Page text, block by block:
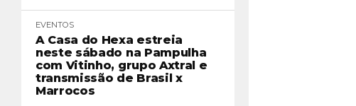
EVENTOS
A Casa do Hexa estreia
neste sábado na Pampulha
com Vitinho, grupo Axtral e
transmissão de Brasil x
Marrocos